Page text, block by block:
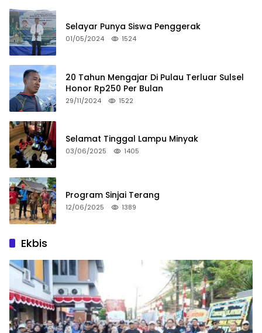
Selayar Punya Siswa Penggerak
01/05/2024 1524
20 Tahun Mengajar Di Pulau Terluar Sulsel
Honor Rp250 Per Bulan
29/11/2024 1522
Selamat Tinggal Lampu Minyak
03/06/2025 1405
Program Sinjai Terang
12/06/2025 1389
Ekbis